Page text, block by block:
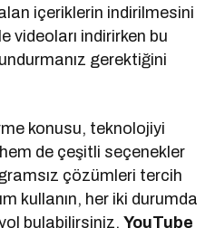
içeriklerin indirilmesini
videoları indirirken bu
gerektiğini
konusu, teknolojiyi
de çeşitli seçenekler
çözümleri tercih
kullanın, her iki durumda
bulabilirsiniz.YouTube